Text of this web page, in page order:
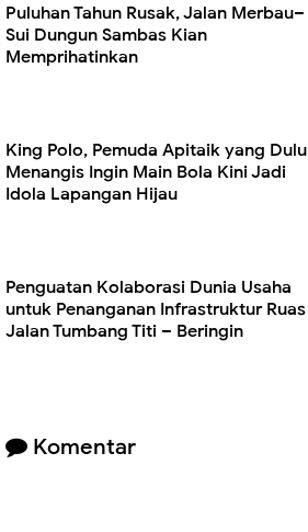
Puluhan Tahun Rusak, Jalan Merbau–
Sui Dungun Sambas Kian
Memprihatinkan
King Polo, Pemuda Apitaik yang Dulu
Menangis Ingin Main Bola Kini Jadi
Idola Lapangan Hijau
Penguatan Kolaborasi Dunia Usaha
untuk Penanganan Infrastruktur Ruas
Jalan Tumbang Titi – Beringin
Komentar